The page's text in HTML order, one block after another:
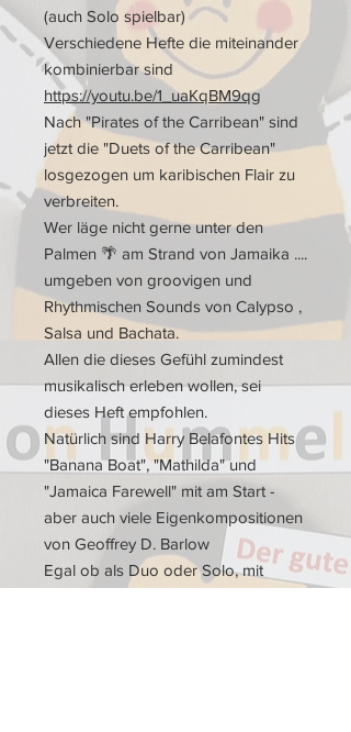
(auch Solo spielbar)
Verschiedene Hefte die miteinander
kombinierbar sind
https://youtu.be/1_uaKqBM9qg
Nach "Pirates of the Carribean" sind
jetzt die "Duets of the Carribean"
losgezogen um karibischen Flair zu
verbreiten.
Wer läge nicht gerne unter den
Palmen 🌴 am Strand von Jamaika ....
umgeben von groovigen und
Rhythmischen Sounds von Calypso ,
Salsa und Bachata.
Allen die dieses Gefühl zumindest
musikalisch erleben wollen, sei
dieses Heft empfohlen.
Natürlich sind Harry Belafontes Hits
"Banana Boat", "Mathilda" und
"Jamaica Farewell" mit am Start -
aber auch viele Eigenkompositionen
von Geoffrey D. Barlow
Egal ob als Duo oder Solo, mit